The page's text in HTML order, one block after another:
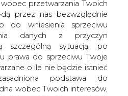
szczególną sytuacją, po
prawa do sprzeciwu Twoje
o ile nie będzie istnieć
podstawa do
wobec Twoich interesów,
podstawa do ustalenia,
roszczeń. Twoje dane nie
celu marketingu własnego
Jeżeli więc nie zgadzasz
i
wypowiedź prezesa PGE
podczas konferencji prasowej
wyników Grupy za pierwsze
że czegoś więcej na temat
elektrowni jądrowej można się